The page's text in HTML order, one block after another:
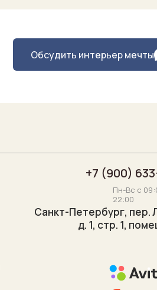
Обсудить интерьер мечты
+7 (900)
Пн-Вс с
22:00
Санкт-Петербург, пер.
д. 1, стр. 1,